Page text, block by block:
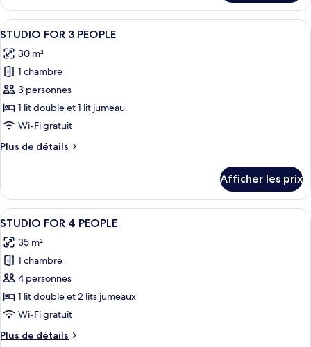
2
PEOPLE
STUDIO
FOR
2
Afficher
toutes
les
photos
pour
ce
type
chambre :
3
PEOPLE
Une chambre d’hôtel avec un lit,
16
STUDIO FOR 3 PEOPLE
30 m²
1 chambre
3 personnes
1 lit double et 1 lit jumeau
Wi-Fi gratuit
Plus de détails
Plus
STUDIO
FOR
3
Afficher les prix
Afficher
toutes
les
photos
pour
ce
type
chambre :
Une chambre d’hôtel avec un lit,
19
STUDIO FOR 4 PEOPLE
35 m²
1 chambre
4 personnes
1 lit double et 2 lits jumeaux
Wi-Fi gratuit
Plus de détails
Plus